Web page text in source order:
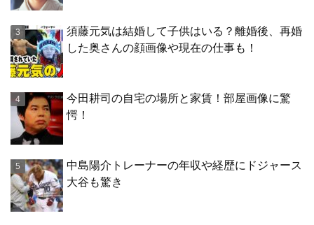
須藤元気は結婚して子供はいる？離婚後、再婚
した奥さんの顔画像や現在の仕事も！
今田耕司の自宅の場所と家賃！部屋画像に驚
愕！
中島陽介トレーナーの年収や経歴にドジャース
大谷も驚き